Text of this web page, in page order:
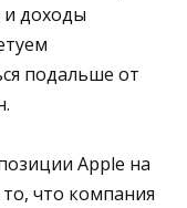
и доходы
подальше от
Apple на
что компания